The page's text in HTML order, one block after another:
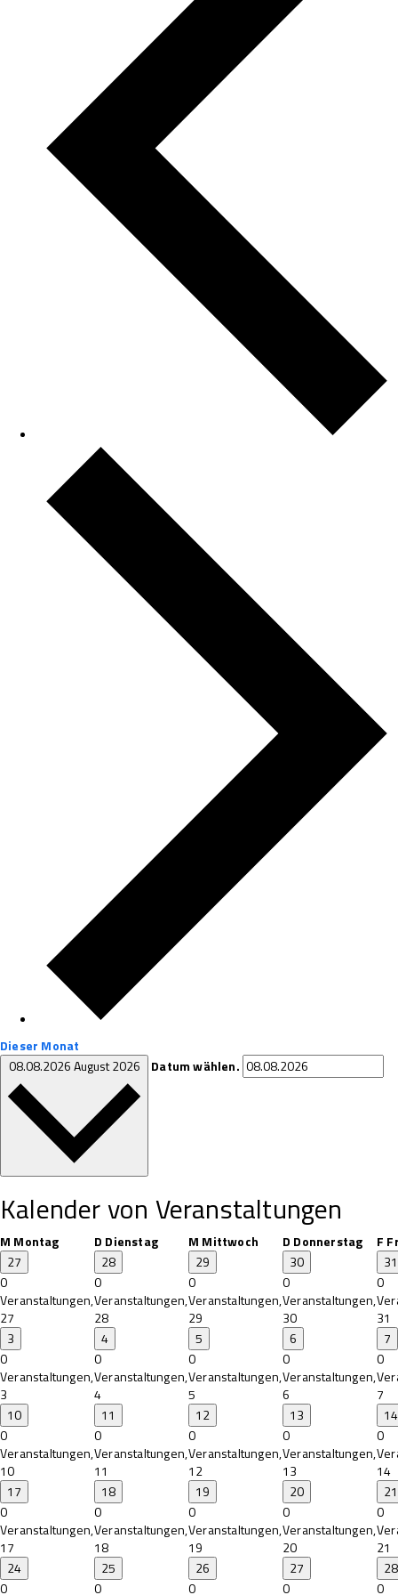
Dieser Monat
08.08.2026August 2026 Datum wählen.
Kalender von Veranstaltungen
M Montag D Dienstag M Mittwoch D Donnerstag F
27
0
Veranstaltungen,
27
28
0
Veranstaltungen,
28
29
0
Veranstaltungen,
29
30
0
Veranstaltungen,
30
31
0
31
3
0
Veranstaltungen,
3
4
0
Veranstaltungen,
4
5
0
Veranstaltungen,
5
6
0
Veranstaltungen,
6
7
0
7
10
0
Veranstaltungen,
10
11
0
Veranstaltungen,
11
12
0
Veranstaltungen,
12
13
0
Veranstaltungen,
13
14
0
14
17
0
Veranstaltungen,
17
18
0
Veranstaltungen,
18
19
0
Veranstaltungen,
19
20
0
Veranstaltungen,
20
21
0
21
24
0
25
0
26
0
27
0
28
0